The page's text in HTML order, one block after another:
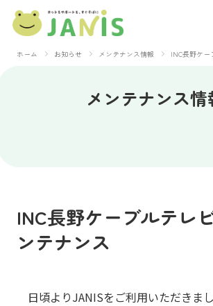
ホーム お知らせ メンテナンス情報 INC長野ケ
メンテナンス情
INC長野ケーブルテレ
ンテナンス
日頃よりJANISをご利用いただきま